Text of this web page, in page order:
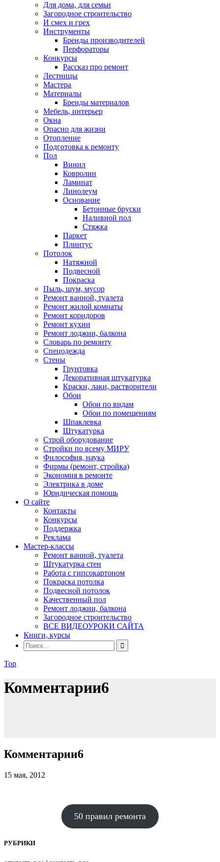
Для дома, для семьи
Загородное строительство
И смех и грех
Инструменты
Бренды производителей
Перфораторы
Конкурсы
Рассказ про ремонт
Лестницы
Мастера
Материалы
Бренды материалов
Мебель, интерьер
Окна
Опасно для жизни
Отопление
Подготовка к ремонту
Пол
Винил
Ковролин
Ламинат
Линолеум
Основание
Бетонные бруски
Наливной пол
Стяжка
Паркет
Плинтус
Потолок
Натяжной
Подвесной
Покраска
Пыль, шум, мусор
Ремонт ванной, туалета
Ремонт жилой комнаты
Ремонт коридоров
Ремонт кухни
Ремонт лоджии, балкона
Словарь по ремонту
Спецодежда
Стены
Грунтовка
Декоративная штукатурка
Краски, лаки, растворители
Обои
Обои по видам
Обои по помещениям
Шпаклевка
Штукатурка
Строй оборудование
Стройки по всему МИРУ
Философия, наука
Фирмы (ремонт, стройка)
Экономия в ремонте
Электрика в доме
Юридическая помощь
О сайте
Контакты
Конкурсы
Поддержка
Реклама
Мастер-классы
Ремонт ванной, туалета
Штукатурка стен
Работа с гипсокартоном
Покраска потолка
Подвесной потолок
Качественный пол
Ремонт лоджии, балкона
Загородное строительство
ВСЕ ВИДЕОУРОКИ САЙТА
Книги, курсы
Top
Комментарии6
Комментарии6
15 мая, 2012
50 правил ремонта
РУБРИКИ